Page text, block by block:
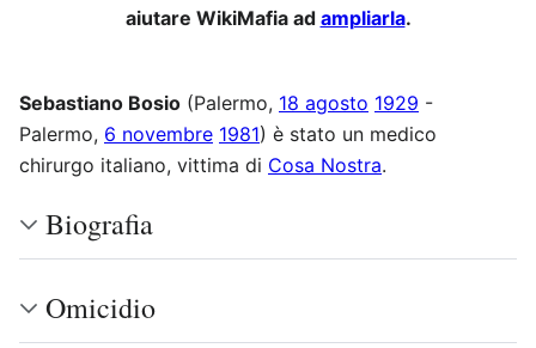
aiutare WikiMafia ad ampliarla.
Sebastiano Bosio (Palermo, 18 agosto 1929 -
Palermo, 6 novembre 1981) è stato un medico
chirurgo italiano, vittima di Cosa Nostra.
Biografia
Omicidio